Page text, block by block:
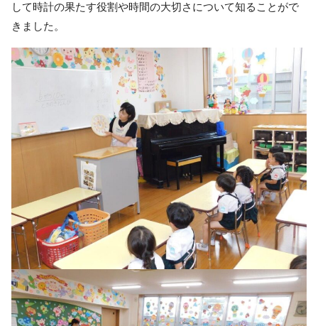
して時計の果たす役割や時間の大切さについて知ることがで
きました。